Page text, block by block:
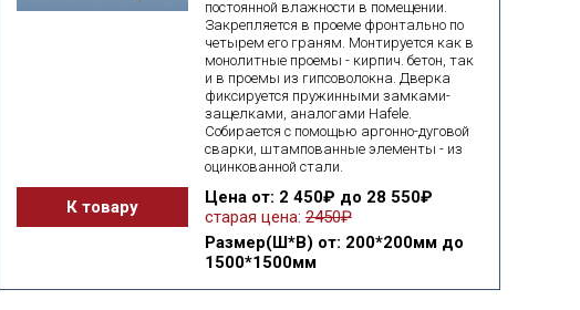
постоянной влажности в помещении.
Закрепляется в проеме фронтально по
четырем его граням. Монтируется как в
монолитные проемы - кирпич. бетон, так
и в проемы из гипсоволокна. Дверка
фиксируется пружинными замками-
защелками, аналогами Hafele.
Собирается с помощью аргонно-дуговой
сварки, штампованные элементы - из
оцинкованной стали.
К товару Ценаот: 2 450₽ до 28 550₽
старая цена: 2450₽
Размер(Ш*В) от: 200*200мм до
1500*1500мм